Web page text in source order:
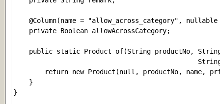
@Column(name = "allow_across_category", nullable
    private Boolean allowAcrossCategory;
public static Product of(String productNo,
return new Product(null, productNo, name,
    }